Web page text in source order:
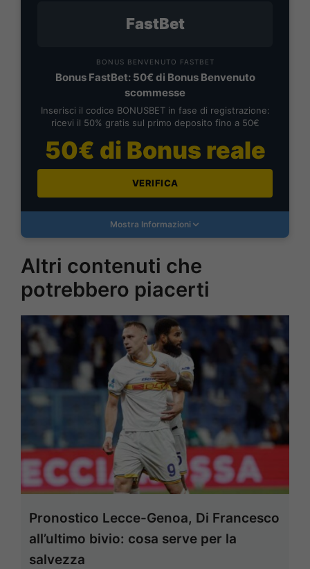
FastBet
BONUS BENVENUTO FASTBET
Bonus FastBet: 50€ di Bonus Benvenuto
scommesse
Inserisci il codice BONUSBET in fase di registrazione:
ricevi il 50% gratis sul primo deposito fino a 50€
50€ di Bonus reale
VERIFICA
Mostra Informazioni
Altri contenuti che
potrebbero piacerti
Pronostico Lecce-Genoa, Di Francesco
all’ultimo bivio: cosa serve per la
salvezza